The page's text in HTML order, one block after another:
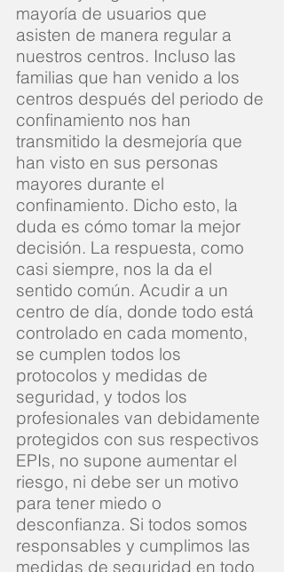
mayoría de usuarios que
asisten de manera regular a
nuestros centros. Incluso las
familias que han venido a los
centros después del periodo de
confinamiento nos han
transmitido la desmejoría que
han visto en sus personas
mayores durante el
confinamiento. Dicho esto, la
duda es cómo tomar la mejor
decisión. La respuesta, como
casi siempre, nos la da el
sentido común. Acudir a un
centro de día, donde todo está
controlado en cada momento,
se cumplen todos los
protocolos y medidas de
seguridad, y todos los
profesionales van debidamente
protegidos con sus respectivos
EPIs, no supone aumentar el
riesgo, ni debe ser un motivo
para tener miedo o
desconfianza. Si todos somos
responsables y cumplimos las
medidas de seguridad en todo